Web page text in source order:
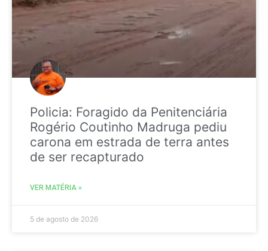
Policia: Foragido da Penitenciária
Rogério Coutinho Madruga pediu
carona em estrada de terra antes
de ser recapturado
VER MATÉRIA »
5 de agosto de 2026